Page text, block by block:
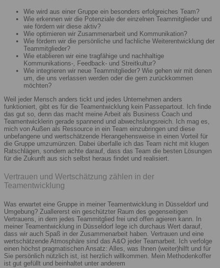
Wie wird aus einer Gruppe ein besonders erfolgreiches Team?
Wie erkennen wir die Potenziale der einzelnen Teammitglieder und
wie fördern wir diese aktiv?
Wie optimieren wir Zusammenarbeit und Kommunikation?
Wie fördern wir die persönliche und fachliche Weiterentwicklung der
Teammitglieder?
Wie etablieren wir eine tragfähige und nachhaltige
Kommunikations-, Feedback- und Streitkultur?
Wie integrieren wir neue Teammitglieder? Wie gehen wir mit denen
um, die uns verlassen werden oder die gern zurückkommen
möchten?
Weil jeder Mensch anders tickt und jedes Unternehmen anders
funktioniert, gibt es für die Teamentwicklung kein Passepartout. Ich finde
das gut so, denn das macht meine Arbeit als Business Coach und
Teamentwicklerin gerade spannend und abwechslungsreich. Ich mag es,
mich von Außen als Ressource in ein Team einzubringen und diese
unbefangene und wertschätzende Herangehensweise in einen Vorteil für
die Gruppe umzumünzen. Dabei überfalle ich das Team nicht mit klugen
Ratschlägen, sondern achte darauf, dass das Team die besten Lösungen
für die Zukunft aus sich selbst heraus findet und realisiert.
Vertrauen und Wertschätzung zählen in der
Teamentwicklung
Was erwartet eine Gruppe in meiner Teamentwicklung in Düsseldorf und
Umgebung? Zuallererst ein geschützter Raum des gegenseitigen
Vertrauens, in dem jedes Teammitglied frei und offen agieren kann. In
meiner Teamentwicklung in Düsseldorf lege ich durchaus Wert darauf,
dass wir auch Spaß in der Zusammenarbeit haben. Vertrauen und eine
wertschätzende Atmosphäre sind das A&O jeder Teamarbeit. Ich verfolge
einen höchst pragmatischen Ansatz: Alles, was Ihnen (weiter)hilft und für
Sie persönlich nützlich ist, ist herzlich willkommen. Mein Methodenkoffer
ist gut gefüllt und beinhaltet unter anderem